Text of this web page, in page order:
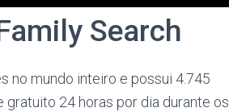
Search
no mundo inteiro e possui 4.745
24 horas por dia durante os